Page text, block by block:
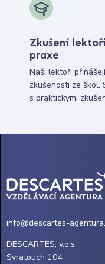
Zkušení
praxe
Naši lektoři
zkušenosti ze škol.
s praktickými
info@descartes-
DESCARTES, v.o.s.
Svratouch 104